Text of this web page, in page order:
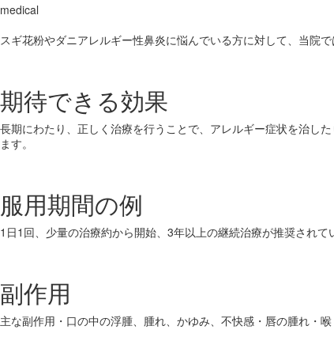
medical
スギ花粉やダニアレルギー性鼻炎に悩んでいる方に対して、当院
期待できる効果
長期にわたり、正しく治療を行うことで、アレルギー症状を治し
ます。
服用期間の例
1日1回、少量の治療約から開始、3年以上の継続治療が推奨されて
副作用
主な副作用・口の中の浮腫、腫れ、かゆみ、不快感・唇の腫れ・